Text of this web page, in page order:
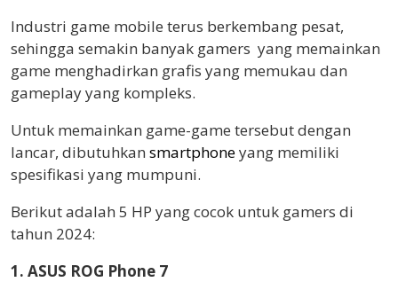
Industri game mobile terus berkembang pesat,
sehingga semakin banyak gamers yang memainkan
game menghadirkan grafis yang memukau dan
gameplay yang kompleks.
Untuk memainkan game-game tersebut dengan
lancar, dibutuhkan smartphoneyang memiliki
spesifikasi yang mumpuni.
Berikut adalah 5 HP yang cocok untuk gamers di
tahun 2024:
1. ASUS ROG Phone 7